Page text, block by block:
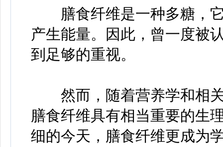
膳食纤维是一种多糖，它
产生能量。因此，曾一度被
到足够的重视。
然而，随着营养学和相关
膳食纤维具有相当重要的生
细的今天，膳食纤维更成为